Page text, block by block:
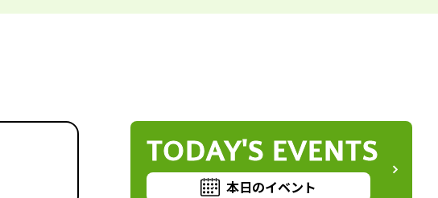
TODAY'S EVENTS
本日のイベント